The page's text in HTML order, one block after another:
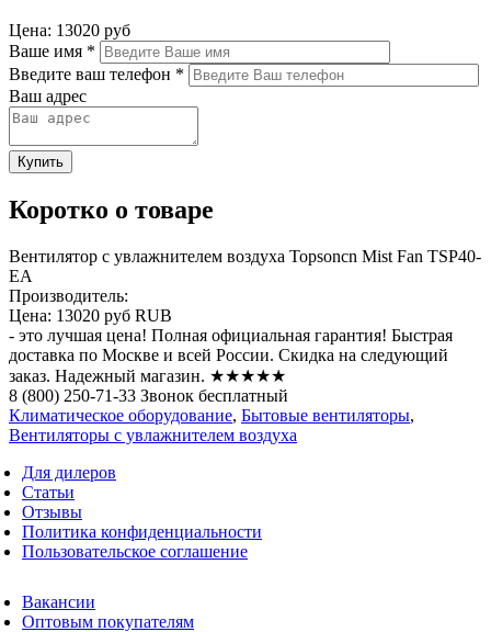
Цена: 13020 руб
Ваше имя *
Введите ваш телефон *
Ваш адрес
Коротко о товаре
Вентилятор с увлажнителем воздуха Topsoncn Mist Fan TSP40-
EA
Производитель:
Цена: 13020 руб RUB
- это лучшая цена! Полная официальная гарантия! Быстрая
доставка по Москве и всей России. Скидка на следующий
заказ. Надежный магазин. ★★★★★
8 (800) 250-71-33 Звонок бесплатный
Климатическое оборудование, Бытовые вентиляторы,
Вентиляторы с увлажнителем воздуха
Для дилеров
Статьи
Отзывы
Политика конфиденциальности
Пользовательское соглашение
Вакансии
Оптовым покупателям